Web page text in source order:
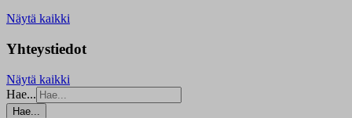
Näytä kaikki
Yhteystiedot
Näytä kaikki
Hae...
Hae...